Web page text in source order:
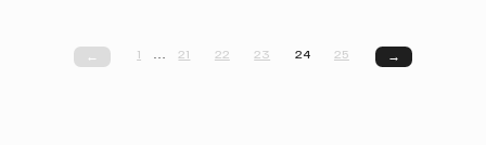
← 1 … 21 22 23 24 25 →